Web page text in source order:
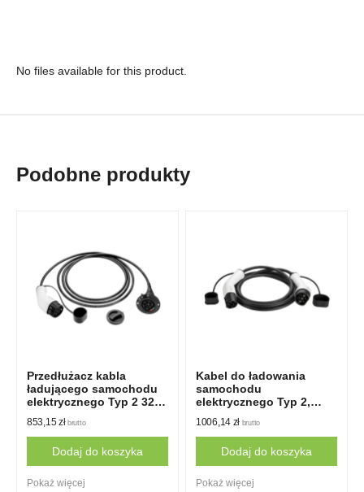
No files available for this product.
Podobne produkty
Przedłużacz kabla
ładującego samochodu
elektrycznego Typ 2 32A
853,15zł brutto
Dodaj do koszyka
Pokaż więcej
Kabel do ładowania
samochodu
elektrycznego Typ 2,
1006,14 zł brutto
Dodaj do koszyka
Pokaż więcej